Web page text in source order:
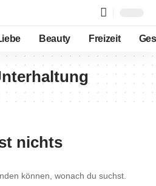
Beauty Freizeit
nichts
können, wonach du suchst.